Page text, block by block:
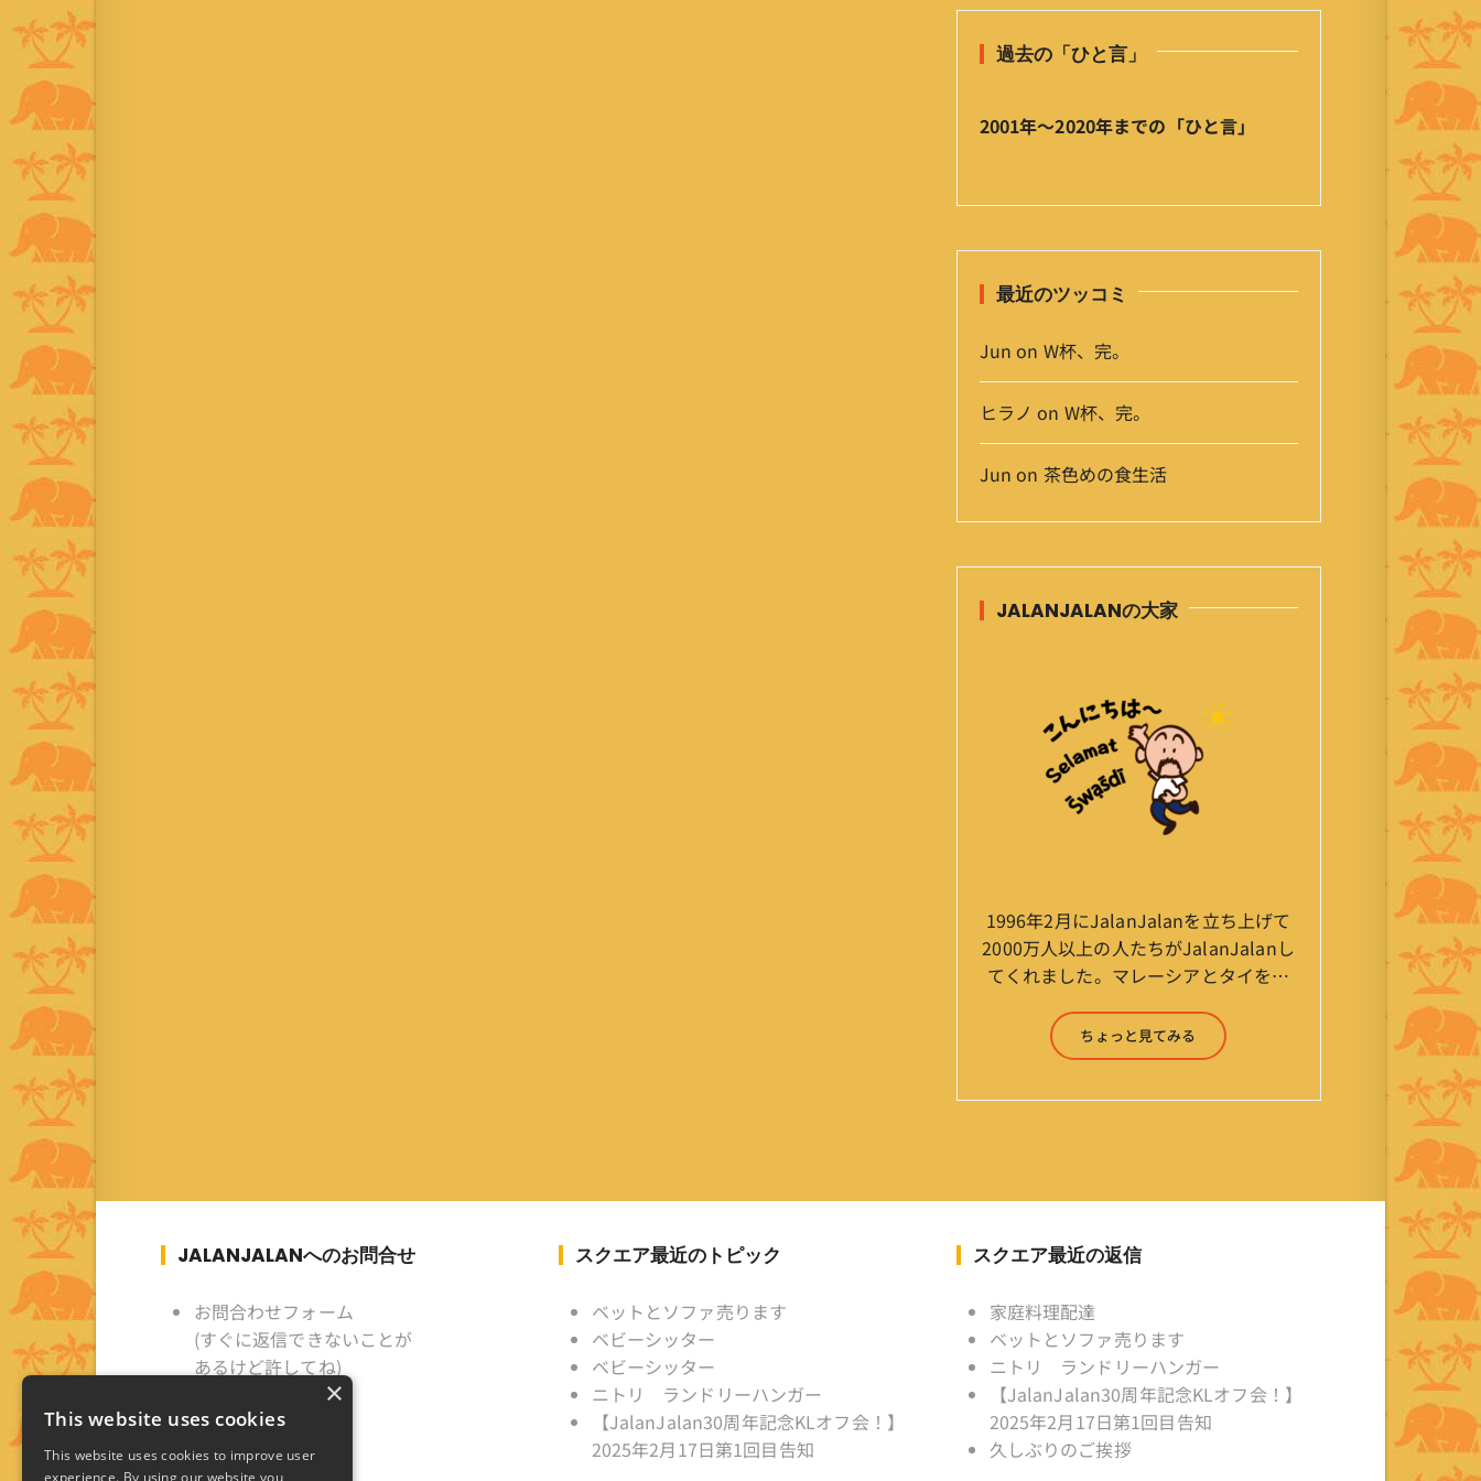
ひ
言
ア
イ
過去の「ひと言」
2001年〜2020年までの「ひと言」
最近のツッコミ
Jun on W杯、完。
ヒラノ on W杯、完。
Jun on 茶色めの食生活
JALANJALANの大家
1996年2月にJalanJalanを立ち上げて
2000万人以上の人たちがJalanJalanし
てくれました。マレーシアとタイを行
ットーに鼻くそほじりながらやってま
す。 山森 淳（Jun Yamamori） 生年
味 ：写真 スポーツ ：水泳
ぎ) テニス、スキー、ロ
ル KLソフトボール
「JalanJalan」「J Bothers」の監
督 BKKソフトボール
「おぼんこぼん 」監督 マレーシア歴：
1991年から31年目 タイ歴 ：
2001年から21年目
ちょっと見てみる
JALANJALANへのお問合せ
お問合わせフォーム
(すぐに返信できないことが
あるけど許してね)
スクエア最近のトピック
ベットとソファ売ります
ベビーシッター
ベビーシッター
ニトリ ランドリーハンガー
【JalanJalan30周年記念KLオフ会！】
2025年2月17日第1回目告知
スクエア最近の返信
家庭料理配達
ベットとソファ売ります
ニトリ ランドリーハンガー
【JalanJalan30周年記念KLオフ会！】
2025年2月17日第1回目告知
久しぶりのご挨拶
×
This website uses cookies
This website uses cookies to improve user
experience. By using our website you